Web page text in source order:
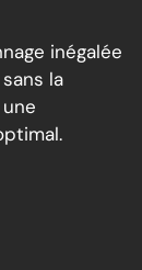
inégalée
la